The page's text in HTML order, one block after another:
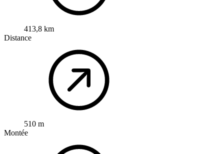
413,8 km
Distance
510 m
Montée